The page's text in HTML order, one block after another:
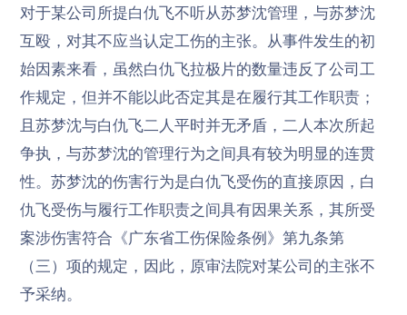
对于某公司所提白仇飞不听从苏梦沈管理，与苏梦沈
互殴，对其不应当认定工伤的主张。从事件发生的初
始因素来看，虽然白仇飞拉极片的数量违反了公司工
作规定，但并不能以此否定其是在履行其工作职责；
且苏梦沈与白仇飞二人平时并无矛盾，二人本次所起
争执，与苏梦沈的管理行为之间具有较为明显的连贯
性。苏梦沈的伤害行为是白仇飞受伤的直接原因，白
仇飞受伤与履行工作职责之间具有因果关系，其所受
案涉伤害符合《广东省工伤保险条例》第九条第
（三）项的规定，因此， 原审法院对某公司的主张不
予采纳。